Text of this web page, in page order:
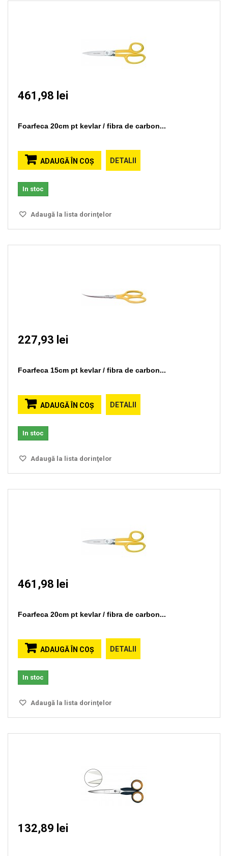
461,98 lei
Foarfeca 20cm pt kevlar / fibra de carbon...
ADAUGĂ ÎN COŞ DETALII
In stoc
Adaugă la lista dorinţelor
227,93 lei
Foarfeca 15cm pt kevlar / fibra de carbon...
ADAUGĂ ÎN COŞ DETALII
In stoc
Adaugă la lista dorinţelor
461,98 lei
Foarfeca 20cm pt kevlar / fibra de carbon...
ADAUGĂ ÎN COŞ DETALII
In stoc
Adaugă la lista dorinţelor
132,89 lei